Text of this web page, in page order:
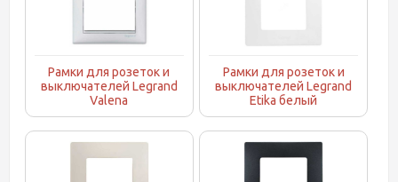
Рамки для розеток и
выключателей Legrand
Valena
Рамки для розеток и
выключателей Legrand
Etika белый